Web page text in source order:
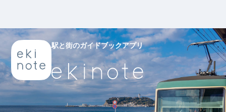
駅と街のガイドブックアプリ